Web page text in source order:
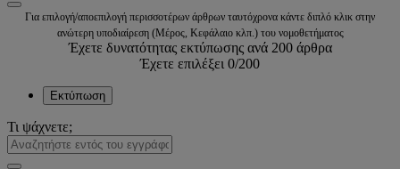
Για επιλογή/αποεπιλογή περισσοτέρων άρθρων ταυτόχρονα κάντε διπλό κλικ στην
ανώτερη υποδιαίρεση (Μέρος, Κεφάλαιο κλπ.) του νομοθετήματος
Έχετε δυνατότητας εκτύπωσης ανά 200 άρθρα
Έχετε επιλέξει 0/200
Εκτύπωση
Τι ψάχνετε;